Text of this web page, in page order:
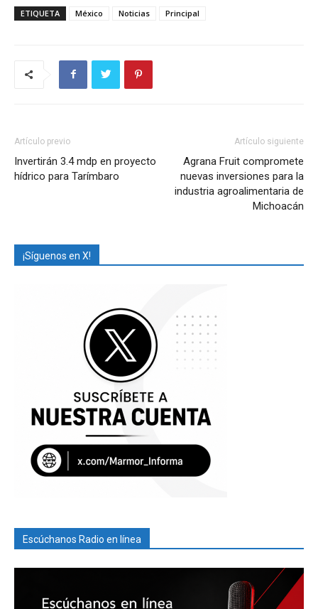
ETIQUETA México Noticias Principal
Artículo previo
Invertirán 3.4 mdp en proyecto
hídrico para Tarímbaro
Artículo siguiente
Agrana Fruit compromete
nuevas inversiones para la
industria agroalimentaria de
Michoacán
¡Síguenos en X!
Escúchanos Radio en línea